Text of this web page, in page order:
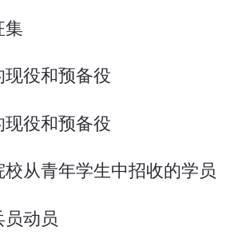
集
役和预备役
役和预备役
从青年学生中招收的学员
动员